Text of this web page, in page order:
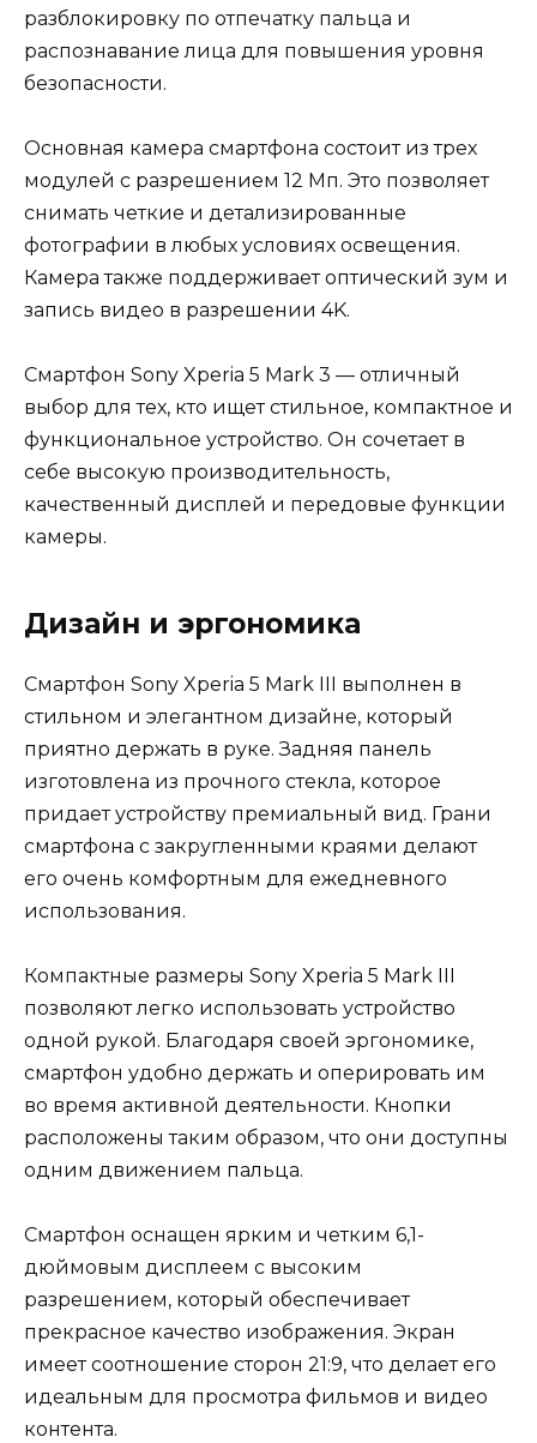
разблокировку по отпечатку пальца и
распознавание лица для повышения уровня
безопасности.
Основная камера смартфона состоит из трех
модулей с разрешением 12 Мп. Это позволяет
снимать четкие и детализированные
фотографии в любых условиях освещения.
Камера также поддерживает оптический зум и
запись видео в разрешении 4K.
Смартфон Sony Xperia 5 Mark 3 — отличный
выбор для тех, кто ищет стильное, компактное и
функциональное устройство. Он сочетает в
себе высокую производительность,
качественный дисплей и передовые функции
камеры.
Дизайн и эргономика
Смартфон Sony Xperia 5 Mark III выполнен в
стильном и элегантном дизайне, который
приятно держать в руке. Задняя панель
изготовлена из прочного стекла, которое
придает устройству премиальный вид. Грани
смартфона с закругленными краями делают
его очень комфортным для ежедневного
использования.
Компактные размеры Sony Xperia 5 Mark III
позволяют легко использовать устройство
одной рукой. Благодаря своей эргономике,
смартфон удобно держать и оперировать им
во время активной деятельности. Кнопки
расположены таким образом, что они доступны
одним движением пальца.
Смартфон оснащен ярким и четким 6,1-
дюймовым дисплеем с высоким
разрешением, который обеспечивает
прекрасное качество изображения. Экран
имеет соотношение сторон 21:9, что делает его
идеальным для просмотра фильмов и видео
контента.